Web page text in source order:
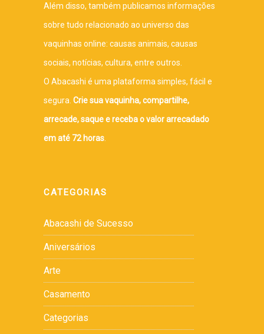
Além disso, também publicamos informações
sobre tudo relacionado ao universo das
vaquinhas online: causas animais, causas
sociais, notícias, cultura, entre outros.
O Abacashi é uma plataforma simples, fácil e
segura. Crie sua vaquinha, compartilhe,
arrecade, saque e receba o valor arrecadado
em até 72 horas
CATEGORIAS
Abacashi de Sucesso
Aniversários
Arte
Casamento
Categorias